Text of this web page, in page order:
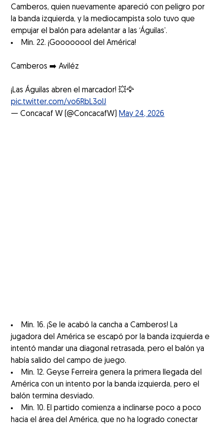
Camberos, quien nuevamente apareció con peligro por
la banda izquierda, y la mediocampista solo tuvo que
empujar el balón para adelantar a las ‘Águilas’.
Min. 22. ¡Goooooool del América!
Camberos ➡️ Aviléz
¡Las Águilas abren el marcador! 💥🦅
pic.twitter.com/vo6RbL3oIJ
— Concacaf W (@ConcacafW) May 24, 2026
Min. 16. ¡Se le acabó la cancha a Camberos! La
jugadora del América se escapó por la banda izquierda e
intentó mandar una diagonal retrasada, pero el balón ya
había salido del campo de juego.
Min. 12. Geyse Ferreira genera la primera llegada del
América con un intento por la banda izquierda, pero el
balón termina desviado.
Min. 10. El partido comienza a inclinarse poco a poco
hacia el área del América, que no ha logrado conectar